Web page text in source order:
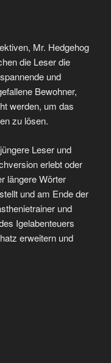
Mr. Hedgehog
die Leser die
und
Bewohner,
werden, um das
zu lösen.
Leser und
erlebt oder
längere Wörter
und am Ende der
und
Igelabenteuers
erweitern und